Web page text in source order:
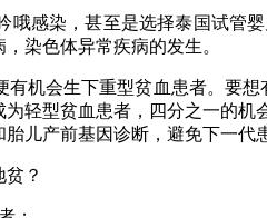
染，甚至是选择泰国试管
染色体异常疾病的发生。
会生下重型贫血患者。要
轻型贫血患者，四分之一的
儿产前基因诊断，避免下一代
？